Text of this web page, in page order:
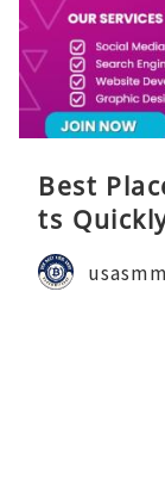
Best
ts
Guide